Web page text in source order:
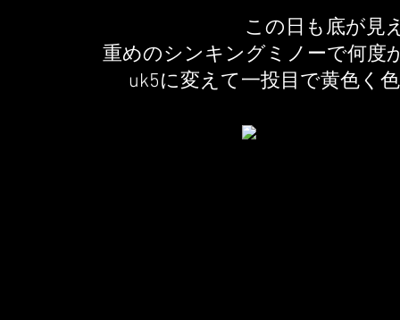
この日も底が見
重めのシンキングミノーで何度
uk5に変えて一投目で黄色く